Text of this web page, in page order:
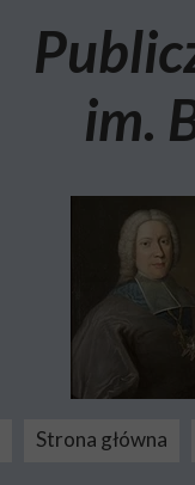
Strona główna
im.